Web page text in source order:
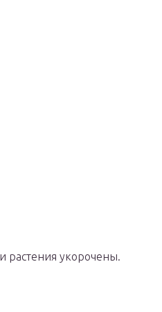
растения укорочены.